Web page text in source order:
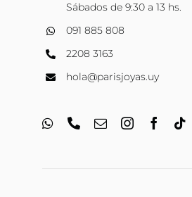
Sábados de 9:30 a 13 hs.
091 885 808
2208 3163
hola@parisjoyas.uy